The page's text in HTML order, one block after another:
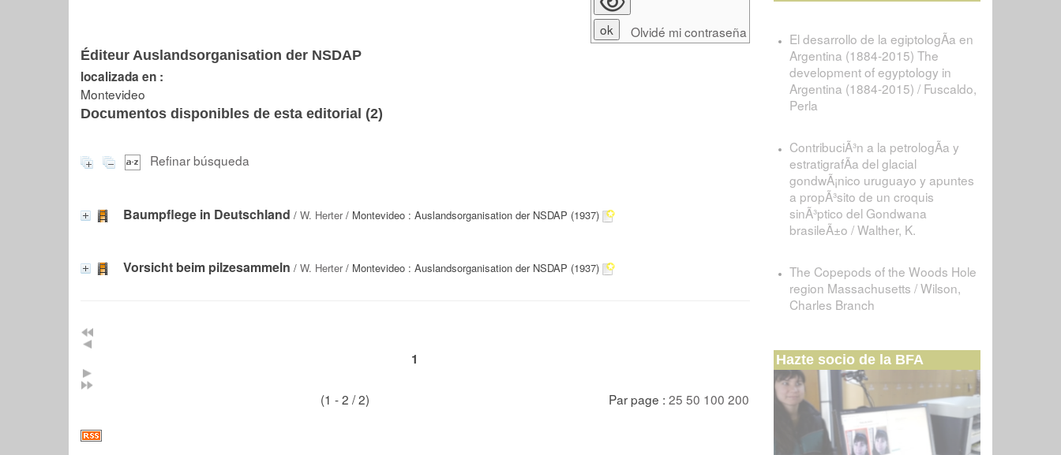
Éditeur Auslandsorganisation der NSDAP
localizada en :
Montevideo
Documentos disponibles de esta editorial (2)
Refinar búsqueda
Baumpflege in Deutschland / W. Herter/ Montevideo : Auslandsorganisation der NSDAP (1937)
Vorsicht beim pilzesammeln / W. Herter/ Montevideo : Auslandsorganisation der NSDAP (1937)
1
(1 - 2 / 2) Par page : 25 50 100 200
Olvidé mi contraseña
El desarrollo de la egiptologÃ­a en
Argentina (1884-2015) The
development of egyptology in
Argentina (1884-2015) / Fuscaldo,
Perla
ContribuciÃ³n a la petrologÃ­a y
estratigrafÃ­a del glacial
gondwÃ¡nico uruguayo y apuntes
a propÃ³sito de un croquis
sinÃ³ptico del Gondwana
brasileÃ±o / Walther, K.
The Copepods of the Woods Hole
region Massachusetts / Wilson,
Charles Branch
Hazte socio de la BFA